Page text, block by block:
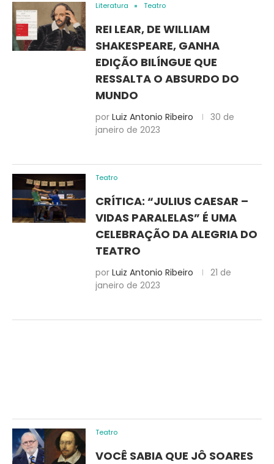
Literatura Teatro
REI LEAR, DE WILLIAM
SHAKESPEARE, GANHA
EDIÇÃO BILÍNGUE QUE
RESSALTA O ABSURDO DO
MUNDO
por Luiz Antonio Ribeiro
30 de
janeiro de 2023
Teatro
CRÍTICA: “JULIUS CAESAR –
VIDAS PARALELAS” É UMA
CELEBRAÇÃO DA ALEGRIA DO
TEATRO
por Luiz Antonio Ribeiro
21 de
janeiro de 2023
Teatro
VOCÊ SABIA QUE JÔ SOARES